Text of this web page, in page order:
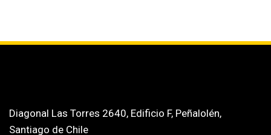
Diagonal Las Torres 2640, Edificio F, Peñalolén,
Santiago de Chile